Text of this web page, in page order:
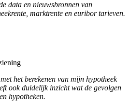
data en nieuwsbronnen van
marktrente en euribor tarieven.
het berekenen van mijn hypotheek
ook duidelijk inzicht wat de gevolgen
hypotheken.